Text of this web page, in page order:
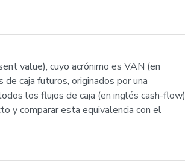
value), cuyo acrónimo es VAN (en
caja futuros, originados por una
los flujos de caja (en inglés cash-flow)
y comparar esta equivalencia con el